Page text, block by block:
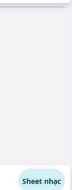
Sheet nhạc